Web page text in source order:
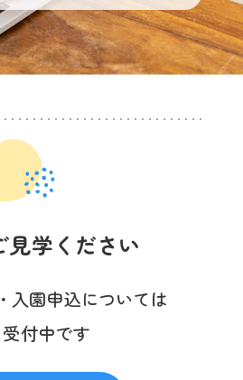
見学ください
入園申込については
付中です